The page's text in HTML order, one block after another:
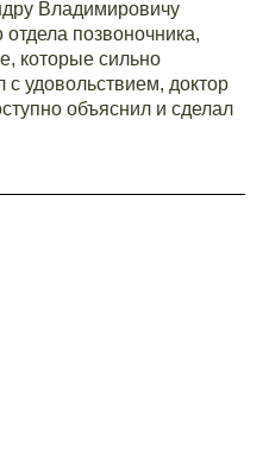
Владимировичу
позвоночника,
которые сильно
удовольствием, доктор
объяснил и сделал